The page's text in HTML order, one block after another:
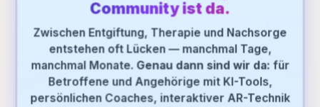
Community ist da.
Zwischen Entgiftung, Therapie und Nachsorge
entstehen oft Lücken — manchmal Tage,
manchmal Monate. Genau dann sind wir da: für
Betroffene und Angehörige mit KI-Tools,
persönlichen Coaches, interaktiver AR-Technik